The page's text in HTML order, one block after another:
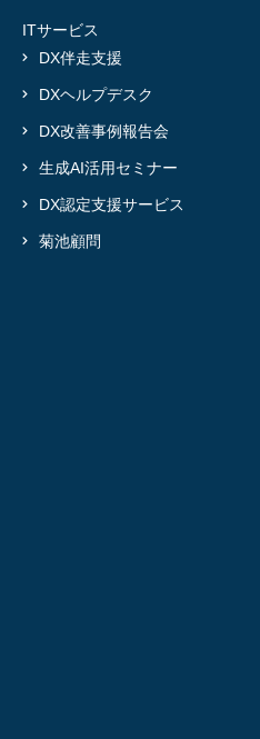
ITサービス
DX伴走支援
DXヘルプデスク
DX改善事例報告会
生成AI活用セミナー
DX認定支援サービス
菊池顧問